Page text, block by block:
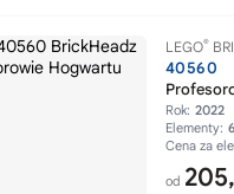
LEGO®
40560
Rok: 2022
Elementy:
Cena za
od 205,